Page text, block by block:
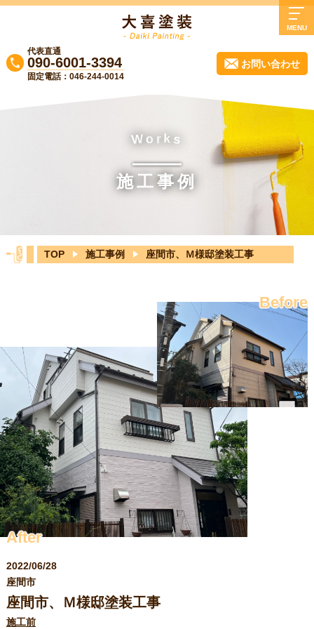
代表直通
090-6001-3394
固定電話：046-244-0014
お問い合わせ
MENU
大喜塗装について
業務内容
よくある質問
実質負担0円リフォーム！無料診断受付中
ブログ
W o r k s
施工事例
TOP 施工事例 座間市、Ｍ様邸塗装工事
After
Before
2022/06/28
座間市
座間市、Ｍ様邸塗装工事
施工前